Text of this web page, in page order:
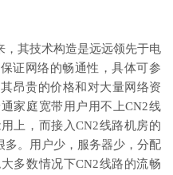
，其技术构造是远远领先于电
证网络的畅通性，具体可参
昂贵的价格和对大量网络资
家庭宽带用户用不上CN2线
上，而接入CN2线路机房的
多。用户少，服务器少，分配
多数情况下CN2线路的流畅